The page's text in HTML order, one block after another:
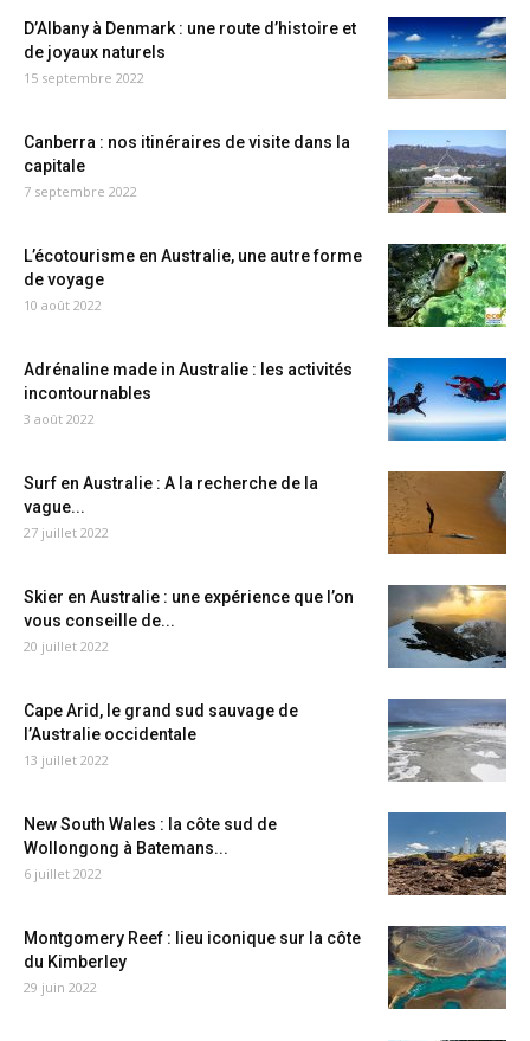
D’Albany à Denmark : une route d’histoire et
de joyaux naturels
15 septembre 2022
Canberra : nos itinéraires de visite dans la
capitale
7 septembre 2022
L’écotourisme en Australie, une autre forme
de voyage
10 août 2022
Adrénaline made in Australie : les activités
incontournables
3 août 2022
Surf en Australie : A la recherche de la
vague...
27 juillet 2022
Skier en Australie : une expérience que l’on
vous conseille de...
20 juillet 2022
Cape Arid, le grand sud sauvage de
l’Australie occidentale
13 juillet 2022
New South Wales : la côte sud de
Wollongong à Batemans...
6 juillet 2022
Montgomery Reef : lieu iconique sur la côte
du Kimberley
29 juin 2022